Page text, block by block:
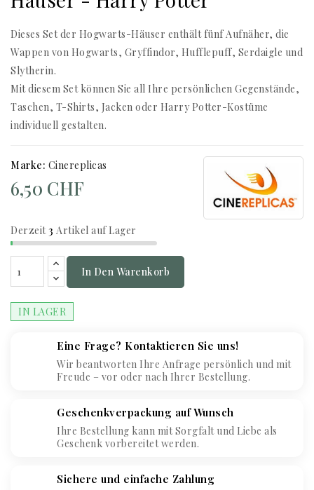
Dieses Set der Hogwarts-Häuser enthält fünf Aufnäher, die
Wappen von Hogwarts, Gryffindor, Hufflepuff, Serdaigle und
Slytherin.
Mit diesem Set können Sie all Ihre persönlichen Gegenstände,
Taschen, T-Shirts, Jacken oder Harry Potter-Kostüme
individuell gestalten.
Marke: Cinereplicas
Derzeit3 Artikel auf Lager
6,50 CHF
In Den Warenkorb
IN LAGER
Eine Frage? Kontaktieren Sie uns!
Wir beantworten Ihre Anfrage persönlich und mit
Freude – vor oder nach Ihrer Bestellung.
Geschenkverpackung auf Wunsch
Ihre Bestellung kann mit Sorgfalt und Liebe als
Geschenk vorbereitet werden.
Sichere und einfache Zahlung